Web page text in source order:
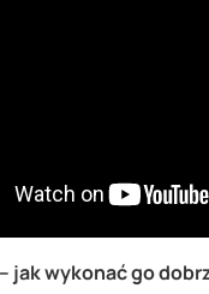
jak wykonać go